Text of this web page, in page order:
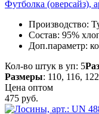
Футболка (оверсайз),
Производство:
Состав: 95%
Доп.параметр:
Кол-во штук в уп: 5
Размеры: 110, 116,
Цена оптом
475 руб.